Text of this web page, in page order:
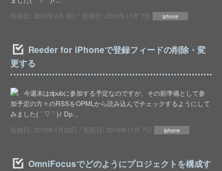
投稿日: 2013年2月 6日 / 更新日: 2016年11月 7日 iphone
Reeder for iPhoneで登録フィードの削除・変
更する
今週末はdpubに参加する予定なのですが、その前準備として参
加予定の方々のRSSをOPMLから読み込んでチェックするようにして
みました( ´ ▽ ` )ﾉ Dp...
投稿日: 2013年1月29日 / 更新日: 2016年11月 7日 iphone
OmniFocusでどのようにプロジェクトを構成す